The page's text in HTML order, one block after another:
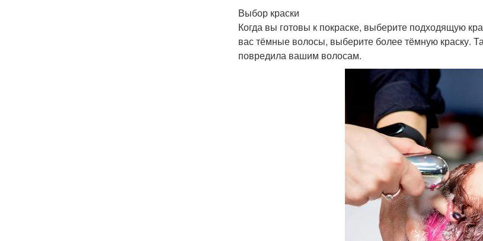
Выбор краски
Когда вы готовы к покраске, выберите подходящую
вас тёмные волосы, выберите более тёмную краску.
повредила вашим волосам.